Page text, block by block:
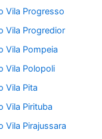
Vila Progresso
Vila Progredior
Vila Pompeia
Vila Polopoli
Vila Pita
Vila Pirituba
Pirajussara